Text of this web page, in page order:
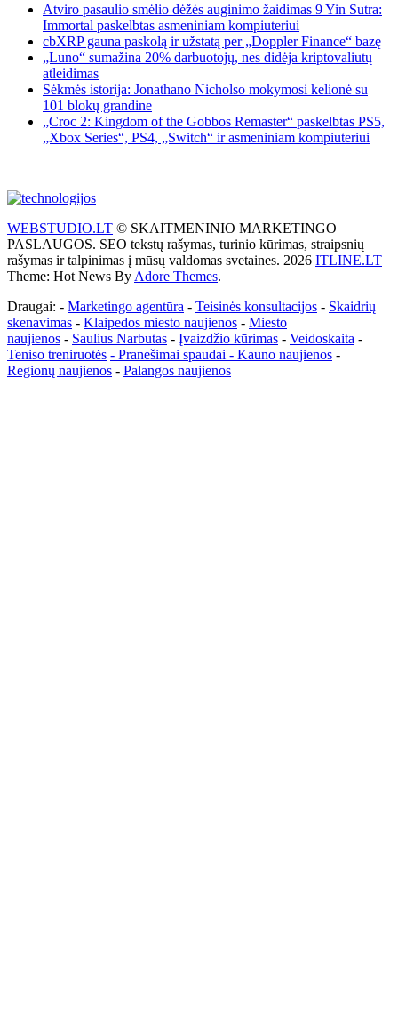
Atviro pasaulio smėlio dėžės auginimo žaidimas 9 Yin Sutra:
Immortal paskelbtas asmeniniam kompiuteriui
cbXRP gauna paskolą ir užstatą per „Doppler Finance“ bazę
„Luno“ sumažina 20% darbuotojų, nes didėja kriptovaliutų
atleidimas
Sėkmės istorija: Jonathano Nicholso mokymosi kelionė su
101 blokų grandine
„Croc 2: Kingdom of the Gobbos Remaster“ paskelbtas PS5,
„Xbox Series“, PS4, „Switch“ ir asmeniniam kompiuteriui
WEBSTUDIO.LT © SKAITMENINIO MARKETINGO
PASLAUGOS. SEO tekstų rašymas, turinio kūrimas, straipsnių
rašymas ir talpinimas į mūsų valdomas svetaines. 2026 ITLINE.LT
Theme: Hot News By Adore Themes.
Draugai: - Marketingo agentūra - Teisinės konsultacijos - Skaidrių
skenavimas - Klaipedos miesto naujienos - Miesto
naujienos - Saulius Narbutas - Įvaizdžio kūrimas - Veidoskaita -
Teniso treniruotės - Pranešimai spaudai - Kauno naujienos -
Regionų naujienos - Palangos naujienos